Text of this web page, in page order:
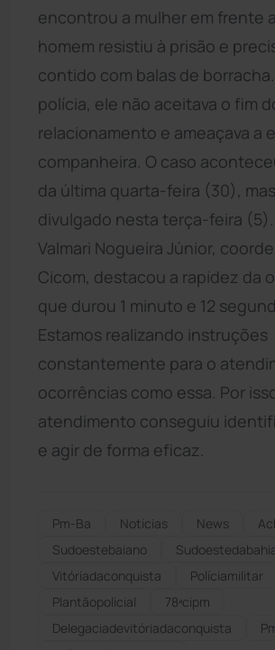
encontrou a mulher em frente
homem resistiu à prisão e
contido com balas de
polícia, ele não aceitava o fim
relacionamento e ameaçava a
companheira. O caso
da última quarta-feira (30),
divulgado nesta terça-feira
Valmari Nogueira Júnior,
Cicom, destacou a rapidez da
que durou 1 minuto e 12
Estamos realizando instruções
constantemente para o
ocorrências como essa. Por
atendimento conseguiu
e agir de forma eficaz.
Pm-Ba Notícias News
Sudoestebaiano
Vitóriadaconquista
Políciamilitar
Plantãopolicial
78ªcipm
Delegaciadevitóriadaconquista